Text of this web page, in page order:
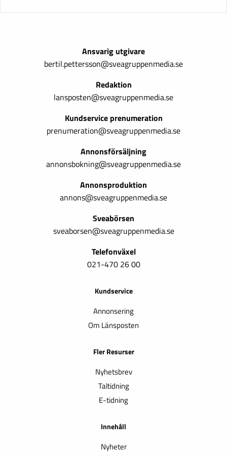
Ansvarig utgivare
bertil.pettersson@sveagruppenmedia.se
Redaktion
lansposten@sveagruppenmedia.se
Kundservice prenumeration
prenumeration@sveagruppenmedia.se
Annonsförsäljning
annonsbokning@sveagruppenmedia.se
Annonsproduktion
annons@sveagruppenmedia.se
Sveabörsen
sveaborsen@sveagruppenmedia.se
Telefonväxel
021-470 26 00
Kundservice
Annonsering
Om Länsposten
Fler Resurser
Nyhetsbrev
Taltidning
E-tidning
Innehåll
Nyheter